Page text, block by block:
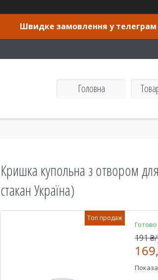
Швидке замовлення у телеграм
Головна
Кришка купольна з отвором
стакан Україна)
Топ продаж
191